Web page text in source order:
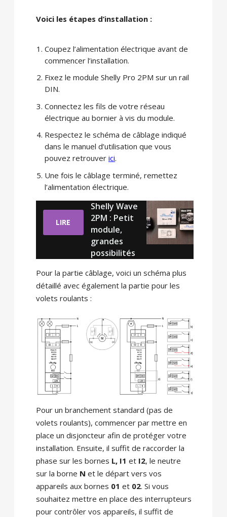
Voici les étapes d’installation :
Coupez l’alimentation électrique avant de
commencer l’installation.
Fixez le module Shelly Pro 2PM sur un rail
DIN.
Connectez les fils de votre réseau
électrique au bornier à vis du module.
Respectez le schéma de câblage indiqué
dans le manuel d’utilisation que vous
pouvez retrouver ici.
Une fois le câblage terminé, remettez
l’alimentation électrique.
LIRE
Shelly Wave
2PM : Petit
module,
grandes
possibilités
Pour la partie câblage, voici un schéma plus
détaillé avec également la partie pour les
volets roulants :
Pour un branchement standard (pas de
volets roulants), commencer par mettre en
place un disjoncteur afin de protéger votre
installation. Ensuite, il suffit de raccorder la
phase sur les bornes L, I1 etI2, le neutre
sur la borne N et le départ vers vos
appareils aux bornes 01 et 02. Si vous
souhaitez mettre en place des interrupteurs
pour contrôler vos appareils, il suffit de